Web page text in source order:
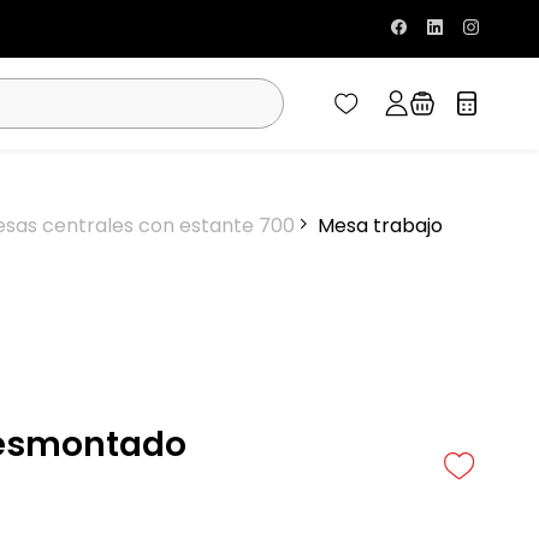
centrales con estante 700
Mesa trabajo